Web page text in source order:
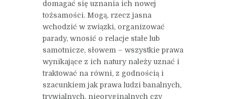
domagać się uznania ich nowej
tożsamości. Mogą, rzecz jasna
wchodzić w związki, organizować
parady, wnosić o relacje stałe lub
samotnicze, słowem – wszystkie prawa
wynikające z ich natury należy uznać i
traktować na równi, z godnością i
szacunkiem jak prawa ludzi banalnych,
trywialnych, nieoryginalnych czy